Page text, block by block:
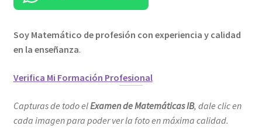
Soy Matemático de profesión con experiencia y calidad
en la enseñanza.
Verifica Mi Formación Profesional
Capturas de todo elExamen de Matemáticas IB, dale clic en
cada imagen para poder ver la foto en máxima calidad.